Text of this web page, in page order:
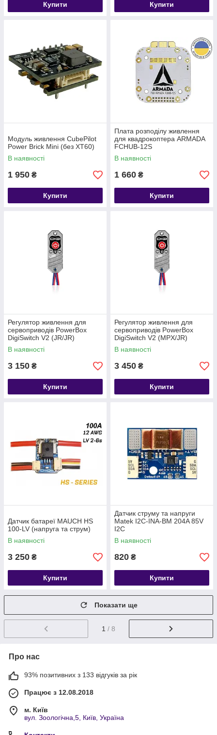
Купити Купити
Модуль живлення CubePilot
Power Brick Mini (без XT60)
В наявності
1 950 ₴
Купити
Плата розподілу живлення
для квадрокоптера ARMADA
FCHUB-12S
В наявності
1 660 ₴
Купити
Регулятор живлення для
сервоприводів PowerBox
DigiSwitch V2 (JR/JR)
В наявності
3 150 ₴
Купити
Регулятор живлення для
сервоприводів PowerBox
DigiSwitch V2 (MPX/JR)
В наявності
3 450 ₴
Купити
Датчик батареї MAUCH HS
100-LV (напруга та струм)
В наявності
3 250 ₴
Купити
Датчик струму та напруги
Matek I2C-INA-BM 204A 85V
I2C
В наявності
820 ₴
Купити
Показати ще
1 / 8
Про нас
93% позитивних з 133 відгуків за рік
Працює з 12.08.2018
м. Київ
вул. Зоологічна,5, Київ, Україна